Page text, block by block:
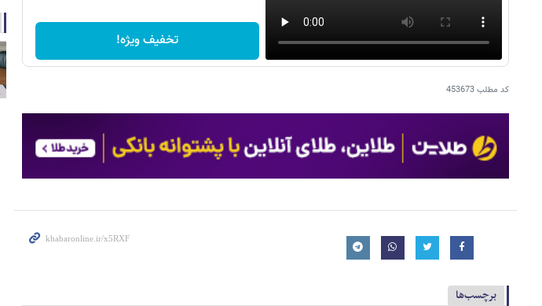
تخفیف ویژه!
کد مطلب453673
برچسب‌ها